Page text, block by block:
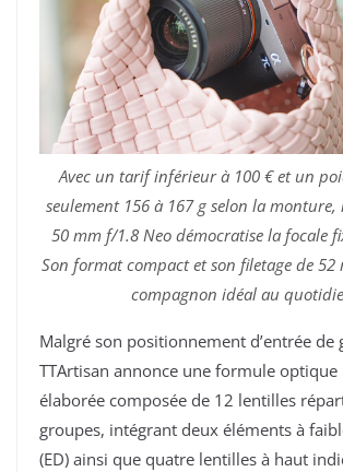
Avec un tarif inférieur à 100 € et un
seulement 156 à 167 g selon la monture,
50 mm f/1.8 Neo démocratise la focale
Son format compact et son filetage de
compagnon idéal au
Malgré son positionnement d’entrée de
TTArtisan annonce une formule
élaborée composée de 12 lentilles
groupes, intégrant deux éléments à
(ED) ainsi que quatre lentilles à haut